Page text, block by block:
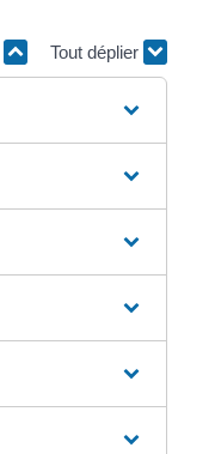
Tout déplier